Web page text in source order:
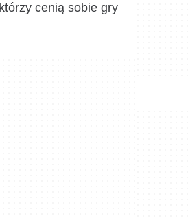
cenią sobie gry